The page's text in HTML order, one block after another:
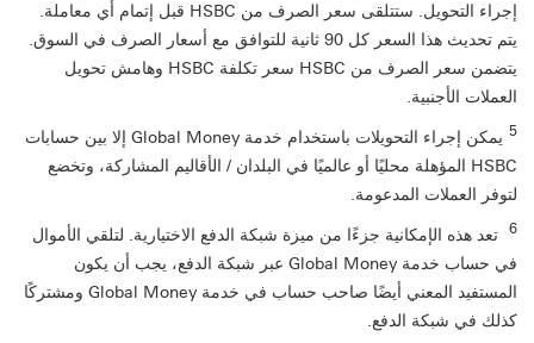
إجراء التحويل. ستتلقى سعر الصرف من HSBC قبل إتمام أي معاملة.
يتم تحديث هذا السعر كل 90 ثانية للتوافق مع أسعار الصرف في السوق.
يتضمن سعر الصرف من HSBC سعر تكلفة HSBC وهامش تحويل
العملات الأجنبية.
5
يمكن إجراء التحويلات باستخدام خدمة Global Money إلا بين حسابات
HSBC المؤهلة محليًا أو عالميًا في البلدان / الأقاليم المشاركة، وتخضع
لتوفر العملات المدعومة.
6
تعد هذه الإمكانية جزءًا من ميزة شبكة الدفع الاختيارية. لتلقي الأموال
في حساب خدمة Global Money عبر شبكة الدفع، يجب أن يكون
المستفيد المعني أيضًا صاحب حساب في خدمة Global Money ومشتركًا
كذلك في شبكة الدفع.